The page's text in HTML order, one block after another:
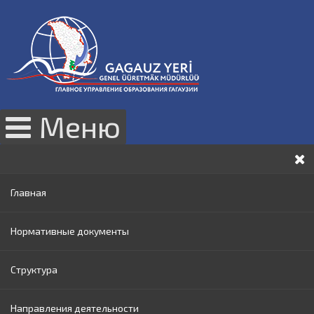
Меню
Главная
Нормативные документы
Законы РМ
Нормативные акты Правительства РМ
Структура
Руководство
Направления деятельности